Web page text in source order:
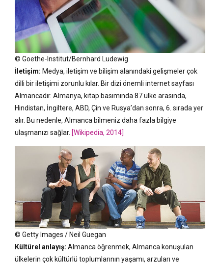
© Goethe-Institut/Bernhard Ludewig
İletişim: Medya, iletişim ve bilişim alanındaki gelişmeler çok
dilli bir iletişimi zorunlu kılar. Bir dizi önemli internet sayfası
Almancadır. Almanya, kitap basımında 87 ülke arasında,
Hindistan, İngiltere, ABD, Çin ve Rusya’dan sonra, 6. sırada yer
alır. Bu nedenle, Almanca bilmeniz daha fazla bilgiye
ulaşmanızı sağlar. [Wikipedia, 2014]
© Getty Images / Neil Guegan
Kültürel anlayış: Almanca öğrenmek, Almanca konuşulan
ülkelerin çok kültürlü toplumlarının yaşamı, arzuları ve